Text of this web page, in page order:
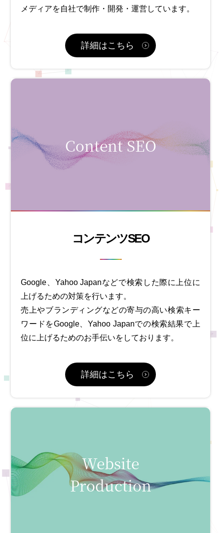
メディアを自社で制作・開発・運営しています。
詳細はこちら
Content SEO
コンテンツSEO
Google、Yahoo Japanなどで検索した際に上位に
上げるための対策を行います。
売上やブランディングなどの寄与の高い検索キー
ワードをGoogle、Yahoo Japanでの検索結果で上
位に上げるためのお手伝いをしております。
詳細はこちら
Website
Production